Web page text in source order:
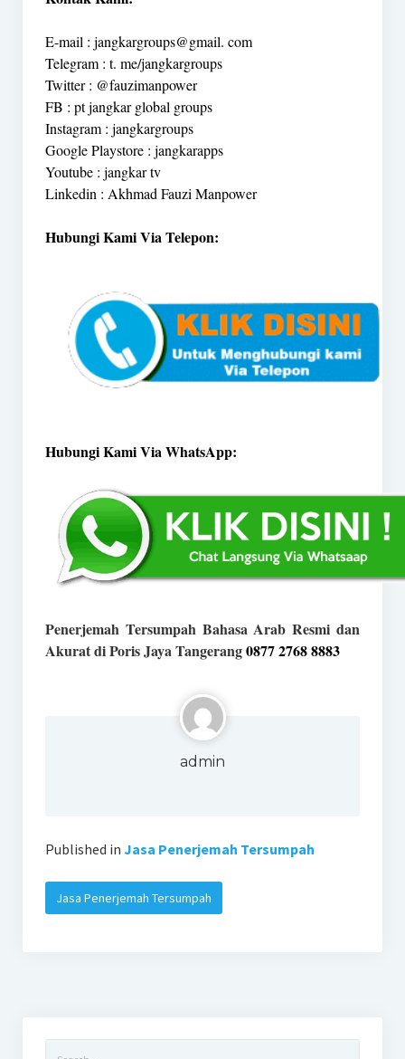
E-mail : jangkargroups@gmail. com
Telegram : t. me/jangkargroups
Twitter : @fauzimanpower
FB : pt jangkar global groups
Instagram : jangkargroups
Google Playstore : jangkarapps
Youtube : jangkar tv
Linkedin : Akhmad Fauzi Manpower
Hubungi Kami Via Telepon:
Hubungi Kami Via WhatsApp:
Penerjemah Tersumpah Bahasa Arab Resmi dan
Akurat di Poris Jaya Tangerang0877 2768 8883
admin
Published in Jasa Penerjemah Tersumpah
Jasa Penerjemah Tersumpah